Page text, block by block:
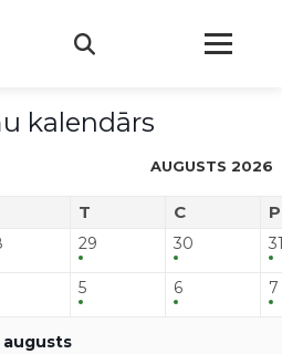
kalendārs
AUGUSTS 2026
T C
29 30
5 6 7
augusts